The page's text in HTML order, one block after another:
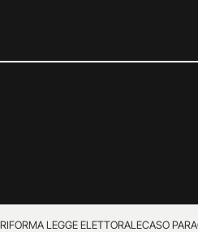
RIFORMA LEGGE ELETTORALECASO